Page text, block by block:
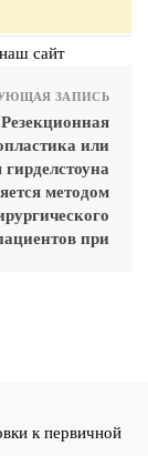
сайт
ЗАПИСЬ
Резекционная
или
методом
при
к первичной